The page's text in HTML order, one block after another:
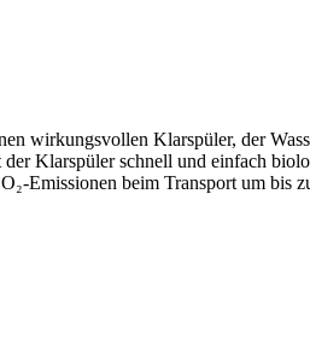
wirkungsvollen Klarspüler, der
Klarspüler schnell und einfach
Emissionen beim Transport um